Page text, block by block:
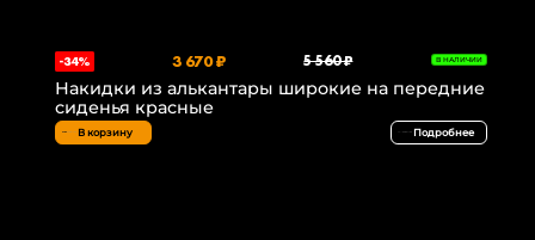
-34% 3 670 ₽ 5 560 ₽ В НАЛИЧИИ
Накидки из алькантары широкие на передние
сиденья красные
В корзину Подробнее